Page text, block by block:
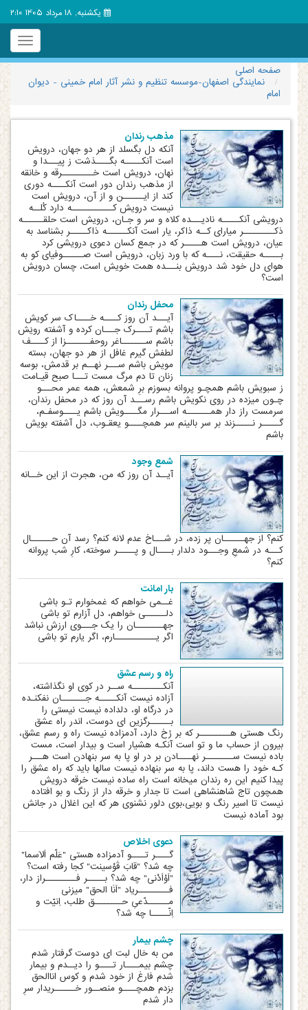
یکشنبه, 18 مرداد 1405 2:10
Toggle
صفحه اصلی
نمایندگی اصفهان-موسسه تنظیم و نشر آثار امام خمینی - دیوان
امام
مذهب رندان
آنکه دل بگسلد از هر دو جهان، درویش
است آنکـــــه بگــــذشت ز پیـــدا و
نهان، درویش است خـــــــــرقه و خانقه
از مذهب رندان دور است آنکــــه دوری
کند از ایــــــن و از آن، درویش است
نیست درویش کــــــــــــه دارد کُلــه
درویشی آنکـــــه نادیـــده کلاه و سر و جـان، درویش است حلقــــــه
ذکـــــــــر میارای کــه ذاکر، یار است آنکــــــه ذاکـــــر بشناسد به
عیان، درویش است هـــــر که در جمع کسان دعوی درویشی کرد
بـــــه حقیقت، نــــه که با ورد زبان، درویش است صــــــوفی‏ای کو به
هوای دل خود شد درویش بنـــده همت خویش است، چسان درویش
است؟
محفل رندان
آیـــد آن روز کــــه خــــاک سر کویش
باشم تــــرک جـــان کرده و آشفته رویَش
باشم ســـــــاغر روح‏فـــــــزا از کــــف
لطفش گیرم غافل از هر دو جهان، بسته
مویش باشم ســـر نهــم بر قدمش، بوسه
زنان تا دم مرگ مست تـــا صبح قیـامت
ز سبویش باشم همچـو پروانه بسوزم برِ شمعش، همه عمر محـــو
چـون می‏زده در روی نکویش باشم رســـد آن روز که در محفل رندان،
سرمست راز دار همـــــــه اســـرار مگــــویش باشم یــــوسفـم،
گـــــر نـــــزند بر سر بالینم سر همچــــو یعقـوب، دل آشفته بویش
باشم
شمع وجود
آیــد آن روز که من، هجرت از این خــانه
کنم؟ از جهــــــان پر زده، در شـــاخ عدم لانه کنم؟ رسد آن حــــــال
کـــه در شمعِ وجـــود دلدار بــــال و پـــــر سوخته، کارِ شب پروانه
کنم؟
بار امانت
غــمی خواهم که غمخوارم تـو باشی
دلــــــی خواهم، دل آزارم تو باشی
جهــــــــان را یک جـــوی ارزش نباشد
اگر یــــــــــــارم، اگر یارم تو باشی
راه و رسم عشق
آنکـــــــــه ســر در کوی او نگذاشته،
آزاده نیست آنکـــــه جـــــــان نفکنـده
در درگاه او، دلداده نیست نیستی را
بــــــرگزین ای دوست، اندر راه عشق
رنگ هستی هـــــــــر که بر رُخ دارد، آدم‏زاده نیست راه و رسم عشق،
بیرون از حساب ما و تو است آنکـه هشیار است و بیدار است، مست
باده نیست ســــــــر نهــــادن بر در او پا به سر بنهادن است هـــر
کـه خود را هست داند، پا به سر بنهاده نیست سالها باید که راه عشق را
پیدا کنیم این ره رندان میخانه است راه ساده نیست خرقه درویش
همچون تاج شاهنشاهی است تا جدار و خرقه دار از رنگ و بو افتاده
نیست تا اسیر رنگ و بویی،بوی دلور نشنوی هر که این اغلال در جانش
بود آماده نیست
دعوی اخلاص
گــــر تــــو آدم‏زاده هستی "عَلّم اَلاَسما"
چه شد؟ "قابَ قَوْسینت" کجا رفته است؟
"اَوْاَدْنی" چه شد؟ بـــــر فـــــــــراز دار،
فـــــــــریاد "اَنَا الحق" می‏زنی
مــــــدّعیِ حــــــــق طلب، اِنیّت و
اِنّـــــا چه شد؟
چشم بیمار
من به خال لبت ای دوست گرفتار شدم
چشم بیمــــار تــــو را دیــدم و بیمار
شدم فارغ از خود شدم و کوس اناالحق
بزدم همچــــو منصــور خــــــریدار سرِ
دار شدم